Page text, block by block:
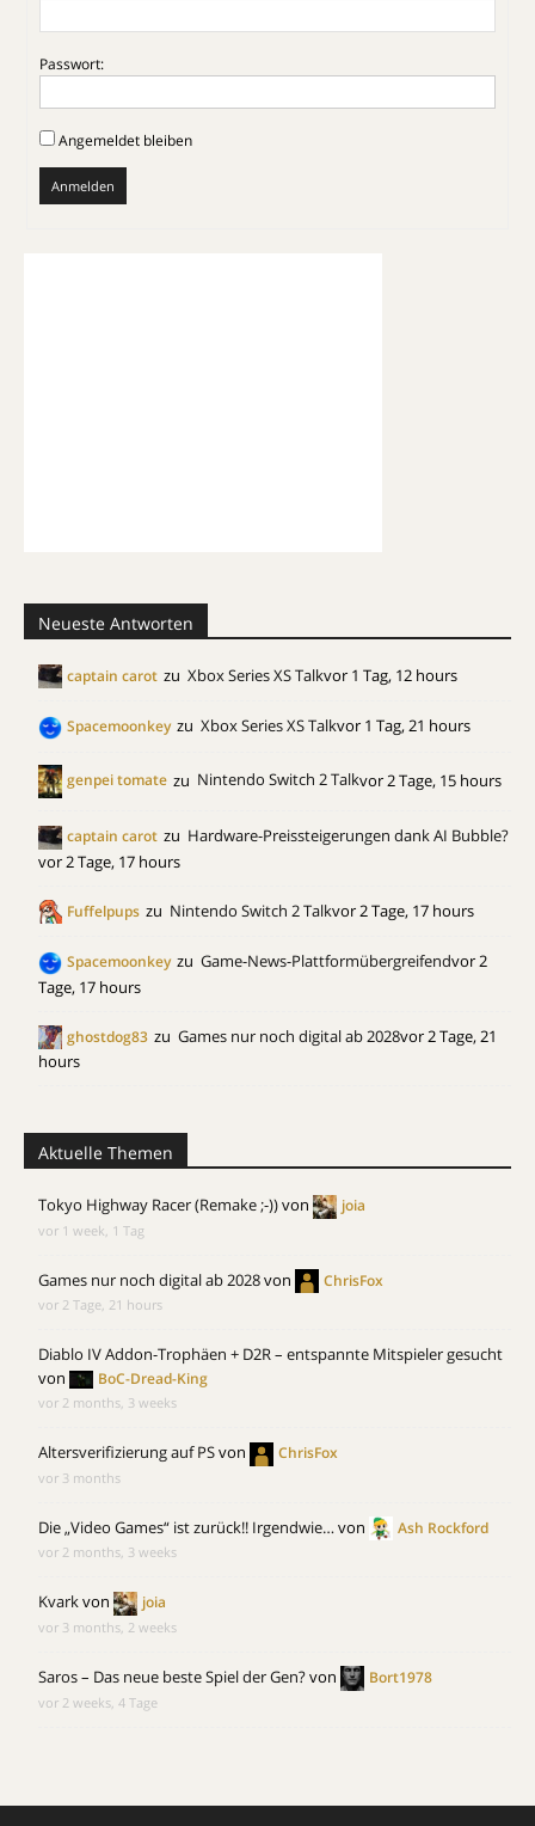
Passwort:
Angemeldet bleiben
Anmelden
Neueste Antworten
captain carot zu Xbox Series XS Talkvor 1 Tag, 12 hours
Spacemoonkey zu Xbox Series XS Talkvor 1 Tag, 21 hours
genpei tomate zu Nintendo Switch 2 Talkvor 2 Tage, 15 hours
captain carot zu Hardware-Preissteigerungen dank AI Bubble?
vor 2 Tage, 17 hours
Fuffelpups zu Nintendo Switch 2 Talkvor 2 Tage, 17 hours
Spacemoonkey zu Game-News-Plattformübergreifendvor 2
Tage, 17 hours
ghostdog83 zu Games nur noch digital ab 2028vor 2 Tage, 21
hours
Aktuelle Themen
Tokyo Highway Racer (Remake ;-))von joia
vor 1 week, 1 Tag
Games nur noch digital ab 2028von ChrisFox
vor 2 Tage, 21 hours
Diablo IV Addon-Trophäen + D2R – entspannte Mitspieler gesucht
von
BoC-Dread-King
vor 2 months, 3 weeks
Altersverifizierung auf PSvon ChrisFox
vor 3 months
Die „Video Games“ ist zurück!! Irgendwie…von Ash Rockford
vor 2 months, 3 weeks
Kvarkvon joia
vor 3 months, 2 weeks
Saros – Das neue beste Spiel der Gen?von Bort1978
vor 2 weeks, 4 Tage